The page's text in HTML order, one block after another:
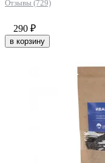
Отзывы (729)
290 ₽
в корзину